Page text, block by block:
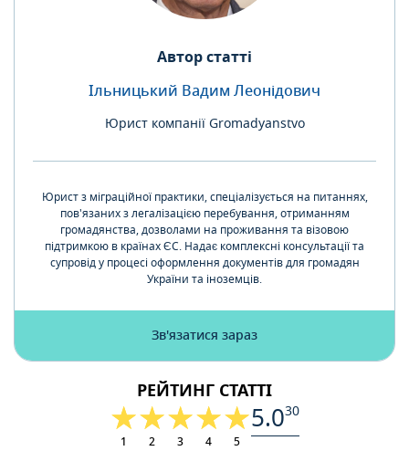
Автор статті
Ільницький Вадим Леонідович
Юрист компанії Gromadyanstvo
Юрист з міграційної практики, спеціалізується на питаннях,
пов'язаних з легалізацією перебування, отриманням
громадянства, дозволами на проживання та візовою
підтримкою в країнах ЄС. Надає комплексні консультації та
супровід у процесі оформлення документів для громадян
України та іноземців.
Зв'язатися зараз
РЕЙТИНГ СТАТТІ
1 2 3 4 5
5.030